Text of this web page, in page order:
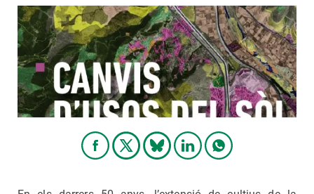
UNEIX-TE A NOSALTRES
PARTICIPA
NOTÍCIES I AGENDA